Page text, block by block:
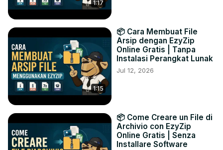
1:17
1:15
📦 Cara Membuat File
Arsip dengan EzyZip
Online Gratis | Tanpa
Instalasi Perangkat Lunak
Jul 12, 2026
📦 Come Creare un File di
Archivio con EzyZip
Online Gratis | Senza
Installare Software